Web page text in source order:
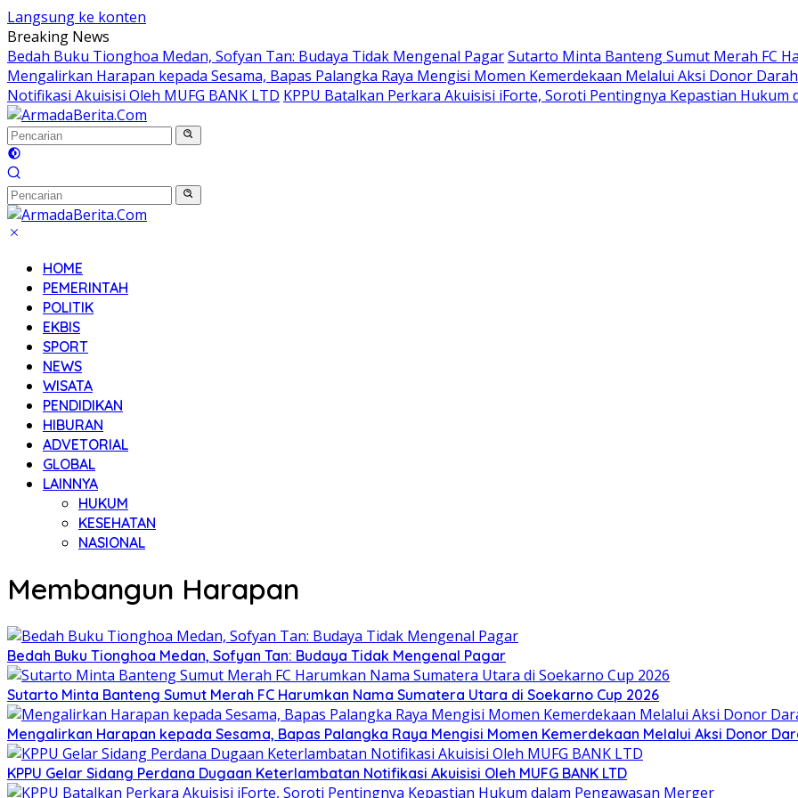
Langsung ke konten
Breaking News
Bedah Buku Tionghoa Medan, Sofyan Tan: Budaya Tidak Mengenal PagarSutarto Minta Banteng Sumut Merah FC
Mengalirkan Harapan kepada Sesama, Bapas Palangka Raya Mengisi Momen Kemerdekaan Melalui Aksi Donor Darah
Notifikasi Akuisisi Oleh MUFG BANK LTD KPPU Batalkan Perkara Akuisisi iForte, Soroti Pentingnya Kepastian Hukum
HOME
PEMERINTAH
POLITIK
EKBIS
SPORT
NEWS
WISATA
PENDIDIKAN
HIBURAN
ADVETORIAL
GLOBAL
LAINNYA
HUKUM
KESEHATAN
NASIONAL
Membangun Harapan
Bedah Buku Tionghoa Medan, Sofyan Tan: Budaya Tidak Mengenal Pagar
Sutarto Minta Banteng Sumut Merah FC Harumkan Nama Sumatera Utara di Soekarno Cup 2026
Mengalirkan Harapan kepada Sesama, Bapas Palangka Raya Mengisi Momen Kemerdekaan Melalui Aksi Donor
KPPU Gelar Sidang Perdana Dugaan Keterlambatan Notifikasi Akuisisi Oleh MUFG BANK LTD